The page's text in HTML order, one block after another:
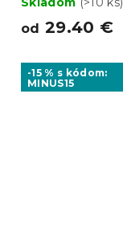
od 29.40 €
-15 % s kódom:
MINUS15